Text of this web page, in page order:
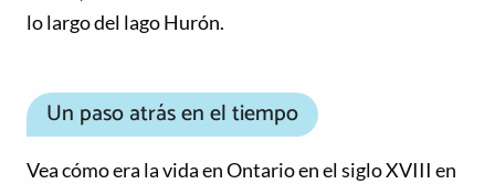
lo largo del lago Hurón.
Un paso atrás en el tiempo
Vea cómo era la vida en Ontario en el siglo XVIII en